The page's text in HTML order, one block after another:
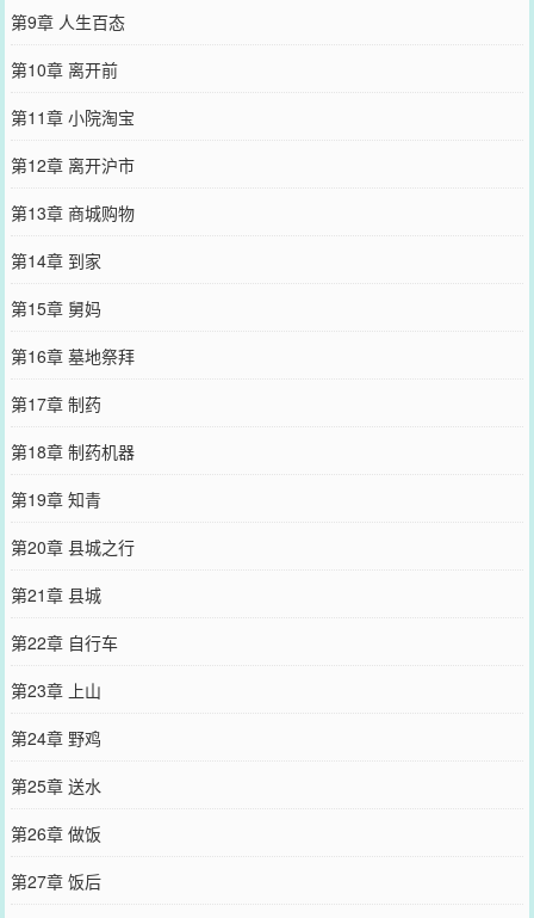
第9章 人生百态
第10章 离开前
第11章 小院淘宝
第12章 离开沪市
第13章 商城购物
第14章 到家
第15章 舅妈
第16章 墓地祭拜
第17章 制药
第18章 制药机器
第19章 知青
第20章 县城之行
第21章 县城
第22章 自行车
第23章 上山
第24章 野鸡
第25章 送水
第26章 做饭
第27章 饭后